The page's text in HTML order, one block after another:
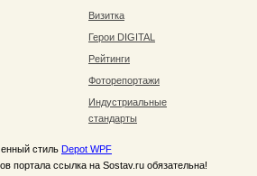
Визитка
Герои DIGITAL
Рейтинги
Фоторепортажи
Индустриальные
стандарты
стиль Depot WPF
портала ссылка на Sostav.ru обязательна!